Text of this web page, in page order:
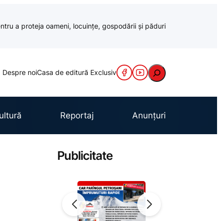
a proteja oameni, locuințe, gospodării și păduri
Despre noiCasa de editură Exclusiv Caută
Reportaj Anunțuri
Publicitate